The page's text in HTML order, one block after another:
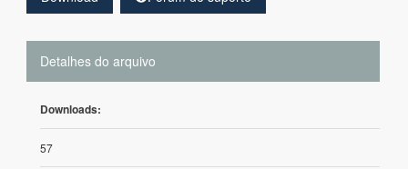
Detalhes do arquivo
Downloads:
57